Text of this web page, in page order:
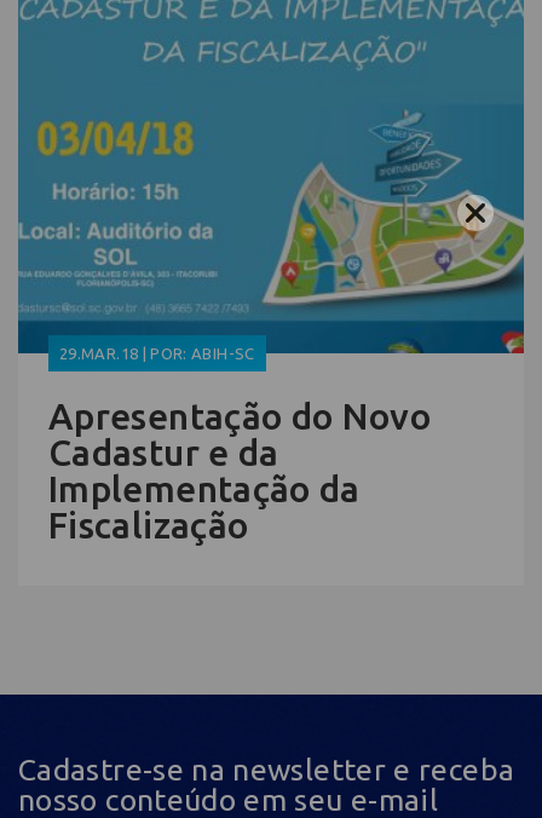
29.MAR.18 | POR: ABIH-SC
Apresentação do Novo
Cadastur e da
Implementação da
Fiscalização
Cadastre-se na newsletter e receba
nosso conteúdo em seu e-mail